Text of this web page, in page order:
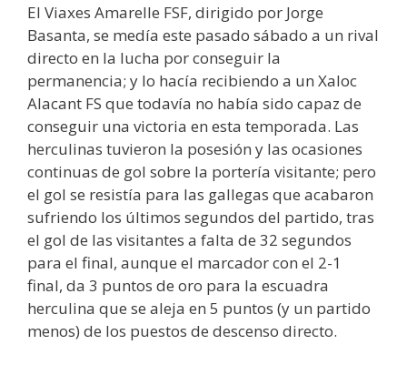
El Viaxes Amarelle FSF, dirigido por Jorge
Basanta, se medía este pasado sábado a un rival
directo en la lucha por conseguir la
permanencia; y lo hacía recibiendo a un Xaloc
Alacant FS que todavía no había sido capaz de
conseguir una victoria en esta temporada. Las
herculinas tuvieron la posesión y las ocasiones
continuas de gol sobre la portería visitante; pero
el gol se resistía para las gallegas que acabaron
sufriendo los últimos segundos del partido, tras
el gol de las visitantes a falta de 32 segundos
para el final, aunque el marcador con el 2-1
final, da 3 puntos de oro para la escuadra
herculina que se aleja en 5 puntos (y un partido
menos) de los puestos de descenso directo.